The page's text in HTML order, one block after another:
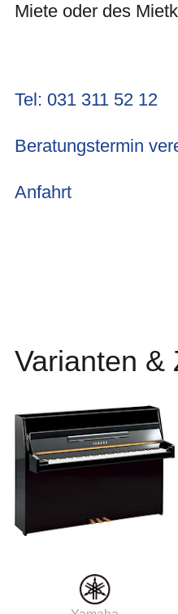
Miete oder des
Tel: 031 311 52 12
Beratungstermin
Anfahrt
Varianten &